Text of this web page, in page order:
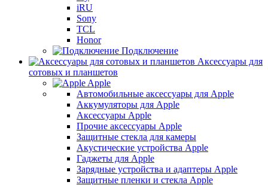
iRU
Sony
TCL
Honor
Подключение
Аксессуары для
сотовых и планшетов
Apple
Автомобильные аксессуары для Apple
Аккумуляторы для Apple
Аксессуары Apple
Прочие аксессуары Apple
Защитные стекла для камеры
Акустические устройства Apple
Гаджеты для Apple
Зарядные устройства и адаптеры Apple
Защитные пленки и стекла Apple